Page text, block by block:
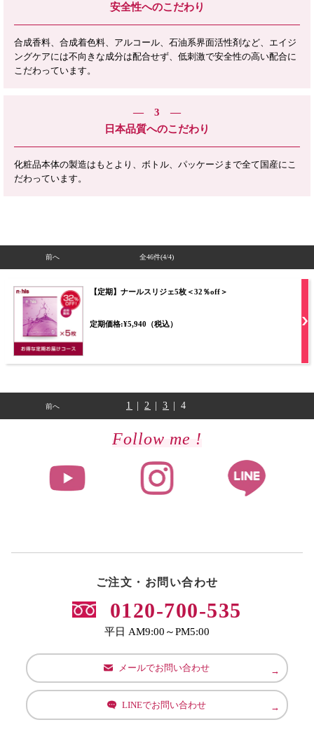
安全性へのこだわり
合成香料、合成着色料、アルコール、石油系界面活性剤など、エイジ
ングケアには不向きな成分は配合せず、低刺激で安全性の高い配合に
こだわっています。
3
日本品質へのこだわり
化粧品本体の製造はもとより、ボトル、パッケージまで全て国産にこ
だわっています。
前へ 全46件(4/4)
【定期】ナールスリジェ5枚＜32％off＞
定期価格:¥5,940（税込）
前へ 1 2 3 | 4
Follow me !
ご注文・お問い合わせ
0120-700-535
平日 AM9:00～PM5:00
メールでお問い合わせ
LINEでお問い合わせ